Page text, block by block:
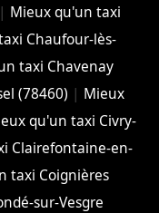
| Mieux qu'un taxi
Chaufour-lès-
taxi Chavenay
(78460) | Mieux
qu'un taxi Civry-
Clairefontaine-en-
taxi Coignières
sur-Vesgre